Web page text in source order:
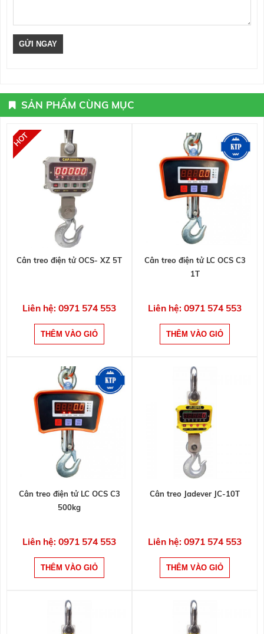
SẢN PHẨM CÙNG MỤC
Cân treo điện tử OCS- XZ 5T
Liên hệ: 0971 574 553
Cân treo điện tử LC OCS C3
1T
Liên hệ: 0971 574 553
Cân treo điện tử LC OCS C3
500kg
Liên hệ: 0971 574 553
Cân treo Jadever JC-10T
Liên hệ: 0971 574 553